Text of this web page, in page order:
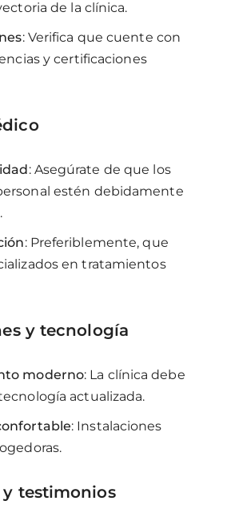
de la clínica.
: Verifica que cuente con
y certificaciones
: Asegúrate de que los
estén debidamente
: Preferiblemente, que
en tratamientos
y tecnología
moderno: La clínica debe
actualizada.
: Instalaciones
testimonios